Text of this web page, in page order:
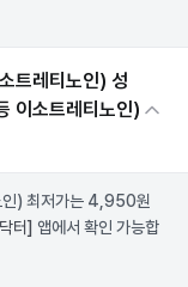
트레티노인) 성
이소트레티노인)
인) 최저가는 4,950원
터] 앱에서 확인 가능합